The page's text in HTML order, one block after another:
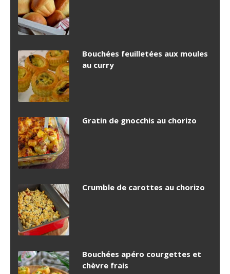
Bouchées feuilletées aux moules
au curry
Gratin de gnocchis au chorizo
Crumble de carottes au chorizo
Bouchées apéro courgettes et
chèvre frais